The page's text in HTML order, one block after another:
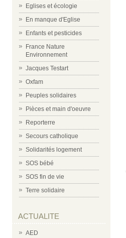
Eglises et écologie
En manque d'Eglise
Enfants et pesticides
France Nature
Environnement
Jacques Testart
Oxfam
Peuples solidaires
Pièces et main d'oeuvre
Reporterre
Secours catholique
Solidarités logement
SOS bébé
SOS fin de vie
Terre solidaire
ACTUALITE
AED